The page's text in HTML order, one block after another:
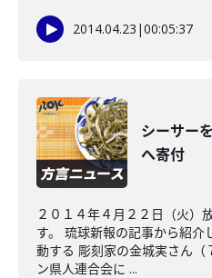
2014.04.23 |00:05:37
シーサー
へ寄付
２０１４年４月２２日（火）
す。 琉球新報の記事から紹介
動する 彫刻家の金城実さん（
ン県人連合会に ...